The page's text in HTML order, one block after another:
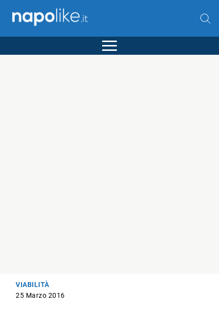
VIABILITÀ
25 Marzo 2016